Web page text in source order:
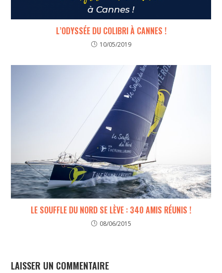
L’ODYSSÉE DU COLIBRI À CANNES !
10/05/2019
LE SOUFFLE DU NORD SE LÈVE : 340 AMIS RÉUNIS !
08/06/2015
LAISSER UN COMMENTAIRE